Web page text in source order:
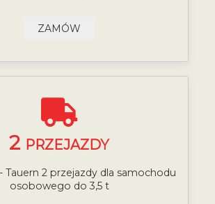
ZAMÓW
2 PRZEJAZDY
Tauern 2 przejazdy dla samochodu
osobowego do 3,5 t